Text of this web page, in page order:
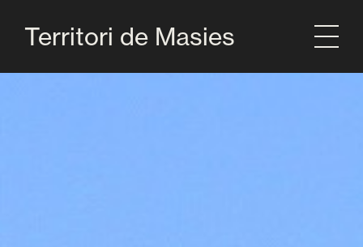
Territori de Masies